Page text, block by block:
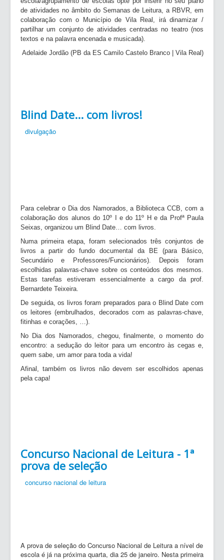
de atividades no âmbito do Semanas de Leitura, a RBVR, em
colaboração com o Município de Vila Real, irá dinamizar /
partilhar um conjunto de atividades centradas no teatro (nos
textos e na palavra encenada e musicada).
Adelaide Jordão (PB da ES Camilo Castelo Branco | Vila Real)
Blind Date... com livros!
divulgação
Para celebrar o Dia dos Namorados, a Biblioteca CCB, com a
colaboração dos alunos do 10º I e do 11º H e da Profª Paula
Seixas, organizou um Blind Date… com livros.
Numa primeira etapa, foram selecionados três conjuntos de
livros a partir do fundo documental da BE (para Básico,
Secundário e Professores/Funcionários). Depois foram
escolhidas palavras-chave sobre os conteúdos dos mesmos.
Estas tarefas estiveram essencialmente a cargo da prof.
Bernardete Teixeira.
De seguida, os livros foram preparados para o Blind Date com
os leitores (embrulhados, decorados com as palavras-chave,
fitinhas e corações, …).
No Dia dos Namorados, chegou, finalmente, o momento do
encontro: a sedução do leitor para um encontro às cegas e,
quem sabe, um amor para toda a vida!
Afinal, também os livros não devem ser escolhidos apenas
pela capa!
Concurso Nacional de Leitura - 1ª
prova de seleção
concurso nacional de leitura
A prova de seleção do Concurso Nacional de Leitura a nível de
escola é já na próxima quarta, dia 25 de janeiro. Nesta primeira